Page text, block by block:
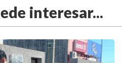
interesar...